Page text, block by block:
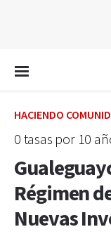
HACIENDO
0 tasas por 10
Régimen
Nuevas